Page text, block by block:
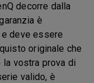
decorre dalla
è
deve essere
originale che
vostra prova di
valido, è